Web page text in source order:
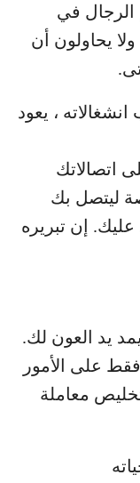
في
ولا يحاولون أن
، يعود
اتصالاتك
ليتصل بك
إن تبريره
يد العون لك.
على الأمور
معاملة